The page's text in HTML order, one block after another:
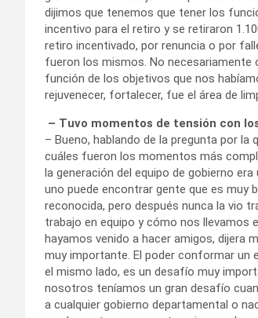
dijimos que tenemos que tener los
incentivo para el retiro y se retiraron
retiro incentivado, por renuncia o por
fueron los mismos. No necesariamente
función de los objetivos que nos
rejuvenecer, fortalecer, fue el área de
– Tuvo momentos de tensión con
– Bueno, hablando de la pregunta por la
cuáles fueron los momentos más
la generación del equipo de gobierno
uno puede encontrar gente que es muy
reconocida, pero después nunca la vio
trabajo en equipo y cómo nos llevamos
hayamos venido a hacer amigos, dijera
muy importante. El poder conformar un
el mismo lado, es un desafío muy
nosotros teníamos un gran desafío
a cualquier gobierno departamental o